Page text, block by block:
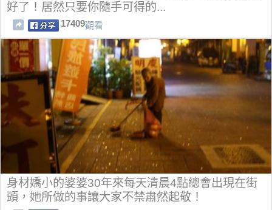
好了！居然只要你隨手可得的...
17409觀看
身材嬌小的婆婆30年來每天清晨4點總會出現在街
頭，她所做的事讓大家不禁肅然起敬！